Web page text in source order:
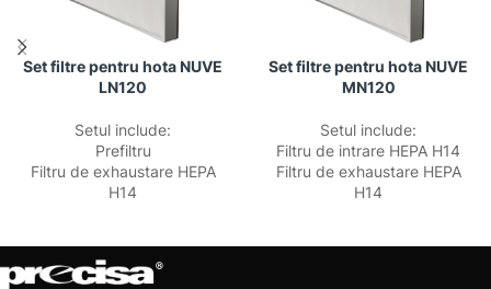
Set filtre pentru hota NUVE
LN120
Setul include:
Prefiltru
Filtru de exhaustare HEPA
H14
Set filtre pentru hota NUVE
MN120
Setul include:
Filtru de intrare HEPA H14
Filtru de exhaustare HEPA
H14